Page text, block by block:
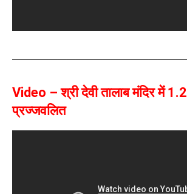
Video –श्री देवी तालाब मंदिर में
प्रज्जवलित